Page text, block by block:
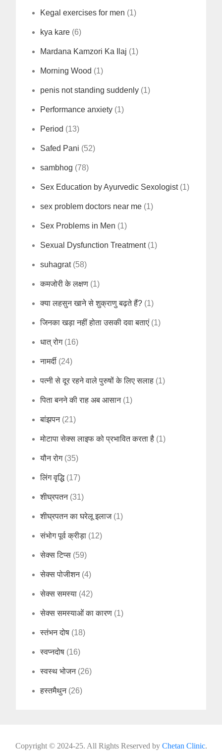
Kegal exercises for men (1)
kya kare (6)
Mardana Kamzori Ka Ilaj (1)
Morning Wood (1)
penis not standing suddenly (1)
Performance anxiety (1)
Period (13)
Safed Pani (52)
sambhog (78)
Sex Education by Ayurvedic Sexologist(1)
sex problem doctors near me (1)
Sex Problems in Men (1)
Sexual Dysfunction Treatment(1)
suhagrat(58)
कमजोरी के लक्षण (1)
क्या लहसुन खाने से शुक्राणु बढ़ते हैं? (1)
जिनका खड़ा नहीं होता उसकी दवा बताएं (1)
धात् रोग(16)
नामर्दी (24)
पत्नी से दूर रहने वाले पुरुषों के लिए सलाह (1)
पिता बनने की राह अब आसान(1)
बांझपन(21)
मोटापा सेक्स लाइफ को प्रभावित करता है (1)
यौन रोग(35)
लिंग वृद्धि(17)
शीघ्रपतन(31)
शीघ्रपतन का घरेलू इलाज(1)
संभोग पूर्व क्रीड़ा (12)
सेक्स टिप्स (59)
सेक्स पोजीशन(4)
सेक्स समस्या (42)
सेक्स समस्याओं का कारण (1)
स्तंभन दोष (18)
स्वप्नदोष (16)
स्वस्थ भोजन(26)
हस्तमैथुन(26)
Copyright © 2024-25. All Rights Reserved by Chetan Clinic.